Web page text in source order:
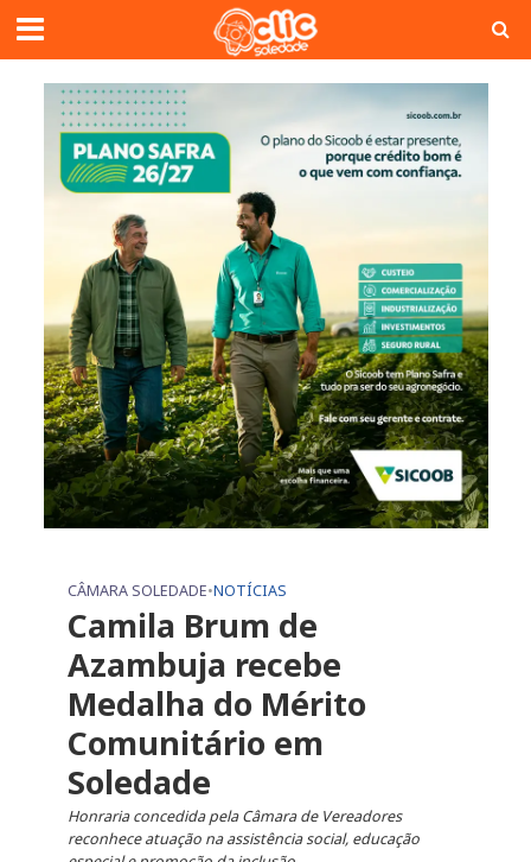
CÂMARA SOLEDADE•NOTÍCIAS
Camila Brum de
Azambuja recebe
Medalha do Mérito
Comunitário em
Soledade
Honraria concedida pela Câmara de Vereadores
reconhece atuação na assistência social, educação